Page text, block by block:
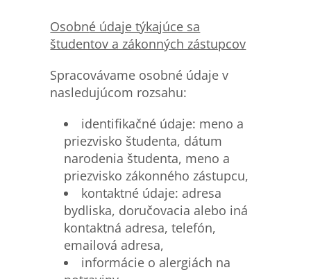
Osobné údaje týkajúce sa
študentov a zákonných zástupcov
Spracovávame osobné údaje v
nasledujúcom rozsahu:
identifikačné údaje: meno a
priezvisko študenta, dátum
narodenia študenta, meno a
priezvisko zákonného zástupcu,
kontaktné údaje: adresa
bydliska, doručovacia alebo iná
kontaktná adresa, telefón,
emailová adresa,
informácie o alergiách na